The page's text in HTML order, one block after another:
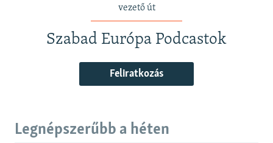
vezető út
Szabad Európa Podcastok
Feliratkozás
Legnépszerűbb a héten